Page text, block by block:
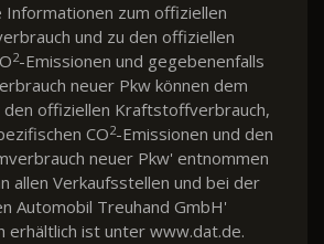
zum offiziellen
und zu den offiziellen
2-Emissionen und gegebenenfalls
neuer Pkw können dem
offiziellen Kraftstoffverbrauch,
CO2-Emissionen und den
neuer Pkw' entnommen
allen Verkaufsstellen und bei der
Automobil Treuhand GmbH'
erhältlich ist unter www.dat.de.